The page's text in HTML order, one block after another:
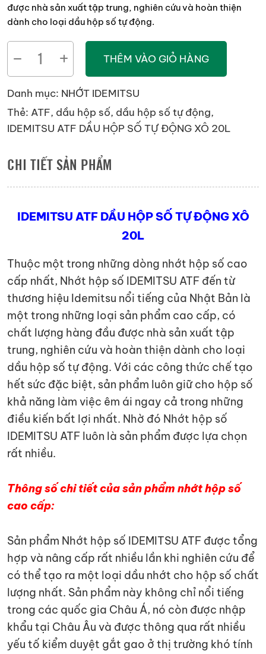
được nhà sản xuất tập trung, nghiên cứu và hoàn thiện
dành cho loại dầu hộp số tự động.
DẦU
HỘP
SỐ
TỰ
ĐỘNG
XÔ
20L
lượng
THÊM VÀO GIỎ HÀNG
Danh mục: NHỚT IDEMITSU
Thẻ: ATF, dầu hộp số, dầu hộp số tự động,
IDEMITSU ATF DẦU HỘP SỐ TỰ ĐỘNG XÔ 20L
CHI TIẾT SẢN PHẨM
IDEMITSU ATF DẦU HỘP SỐ TỰ ĐỘNG XÔ
20L
Thuộc một trong những dòng nhớt hộp số cao
cấp nhất, Nhớt hộp số IDEMITSU ATF đến từ
thương hiệu Idemitsu nổi tiếng của Nhật Bản là
một trong những loại sản phẩm cao cấp, có
chất lượng hàng đầu được nhà sản xuất tập
trung, nghiên cứu và hoàn thiện dành cho loại
dầu hộp số tự động. Với các công thức chế tạo
hết sức đặc biệt, sản phẩm luôn giữ cho hộp số
khả năng làm việc êm ái ngay cả trong những
điều kiến bất lợi nhất. Nhờ đó Nhớt hộp số
IDEMITSU ATF luôn là sản phẩm được lựa chọn
rất nhiều.
Thông số chi tiết của sản phẩm nhớt hộp số
cao cấp:
Sản phẩm Nhớt hộp số IDEMITSU ATF được tổng
hợp và nâng cấp rất nhiều lần khi nghiên cứu để
có thể tạo ra một loại dầu nhớt cho hộp số chất
lượng nhất. Sản phẩm này không chỉ nổi tiếng
trong các quốc gia Châu Á, nó còn được nhập
khẩu tại Châu Âu và được thông qua rất nhiều
yếu tố kiểm duyệt gắt gao ở thị trường khó tính